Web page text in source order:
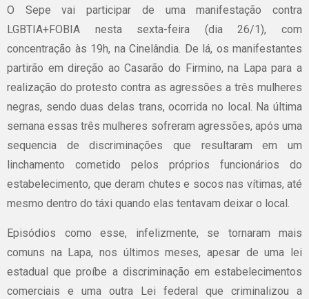
O Sepe vai participar de uma manifestação contra
LGBTIA+FOBIA nesta sexta-feira (dia 26/1), com
concentração às 19h, na Cinelândia. De lá, os manifestantes
partirão em direção ao Casarão do Firmino, na Lapa para a
realização do protesto contra as agressões a três mulheres
negras, sendo duas delas trans, ocorrida no local. Na última
semana essas três mulheres sofreram agressões, após uma
sequencia de discriminações que resultaram em um
linchamento cometido pelos próprios funcionários do
estabelecimento, que deram chutes e socos nas vítimas, até
mesmo dentro do táxi quando elas tentavam deixar o local.
Episódios como esse, infelizmente, se tornaram mais
comuns na Lapa, nos últimos meses, apesar de uma lei
estadual que proíbe a discriminação em estabelecimentos
comerciais e uma outra Lei federal que criminalizou a